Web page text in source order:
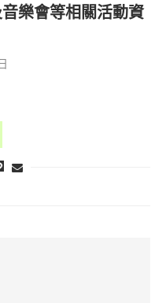
樂會等相關活動資